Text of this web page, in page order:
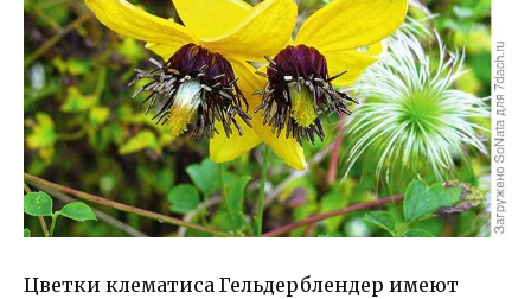
Цветки клематиса Гельдерблендер имеют